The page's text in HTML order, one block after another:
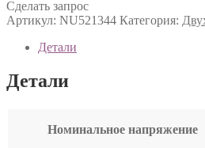
Сделать запрос
Артикул: NU521344 Категория:
Детали
Детали
Номинальное напряжение